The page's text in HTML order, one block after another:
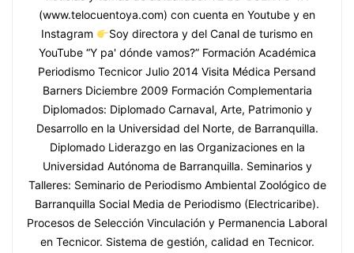
(www.telocuentoya.com) con cuenta en Youtube y en
Instagram
Soy directora y del Canal de turismo en
YouTube “Y pa' dónde vamos?” Formación Académica
Periodismo Tecnicor Julio 2014 Visita Médica Persand
Barners Diciembre 2009 Formación Complementaria
Diplomados: Diplomado Carnaval, Arte, Patrimonio y
Desarrollo en la Universidad del Norte, de Barranquilla.
Diplomado Liderazgo en las Organizaciones en la
Universidad Autónoma de Barranquilla. Seminarios y
Talleres: Seminario de Periodismo Ambiental Zoológico de
Barranquilla Social Media de Periodismo (Electricaribe).
Procesos de Selección Vinculación y Permanencia Laboral
en Tecnicor. Sistema de gestión, calidad en Tecnicor.